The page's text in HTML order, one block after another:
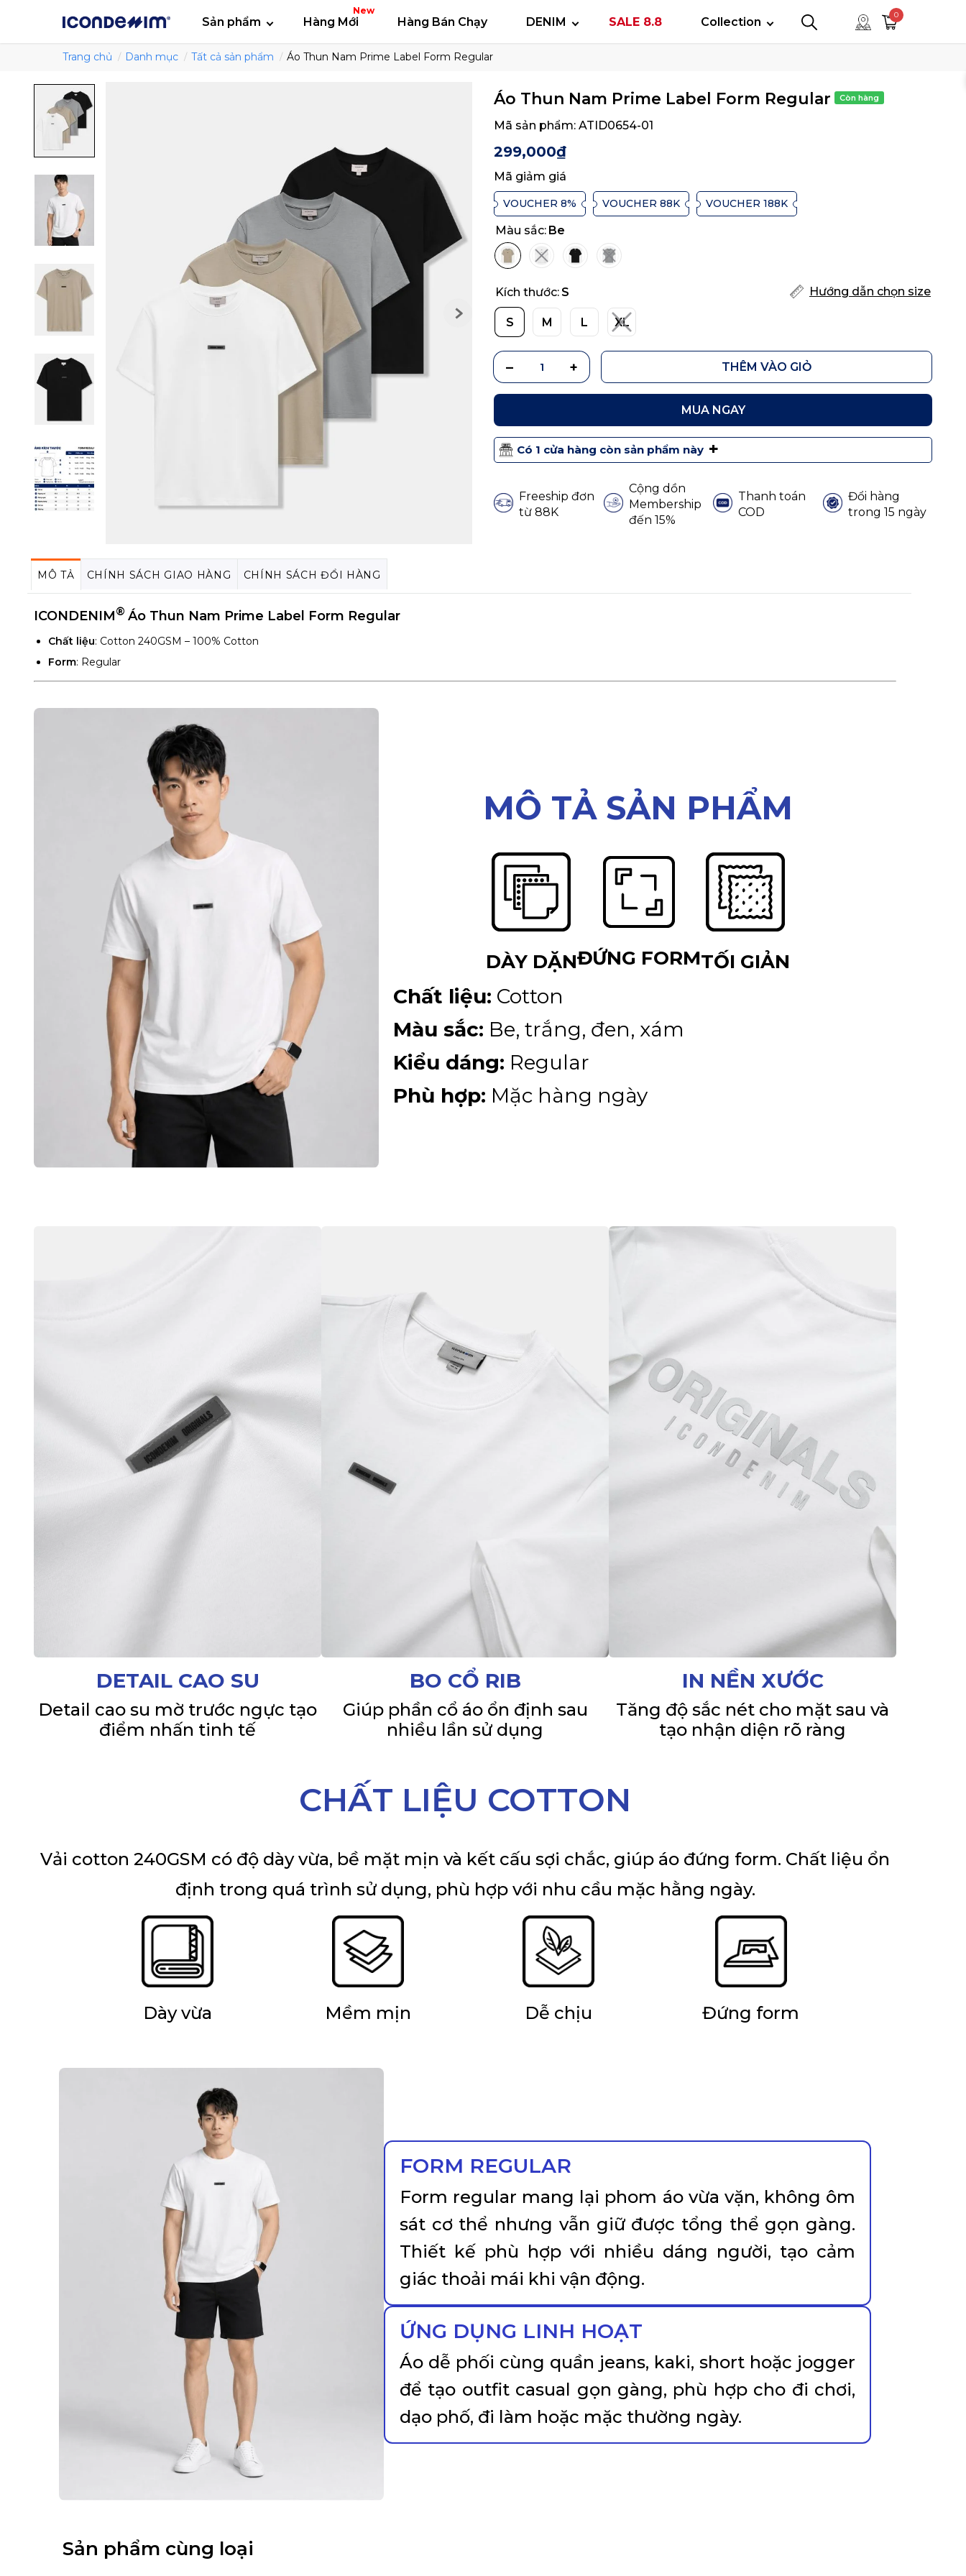
Sản phẩm Hàng Mới
New
Hàng Bán Chạy DENIM SALE 8.8 Collection
0
Trang chủ Danh mục Tất cả sản phẩm Áo Thun Nam Prime Label Form Regular
Áo Thun Nam Prime Label Form Regular
Mã sản phẩm: ATID0654-01
299,000₫
Mã giảm giá
VOUCHER 8% VOUCHER 88K VOUCHER 188K
Màu sắc: Be
Kích thước: S Hướng dẫn chọn size
S M L XL
THÊM VÀO GIỎ
MUA NGAY
Có 1 cửa hàng còn sản phẩm này +
Freeship đơn
từ 88K
Cộng dồn
Membership
đến 15%
Thanh toán
COD
Đổi hàng
trong 15 ngày
MÔ TẢ CHÍNH SÁCH GIAO HÀNG CHÍNH SÁCH ĐỔI HÀNG
ICONDENIM® Áo Thun Nam Prime Label Form Regular
Chất liệu: Cotton 240GSM – 100% Cotton
Form: Regular
MÔ TẢ SẢN PHẨM
DÀY DẶNĐỨNG FORMTỐI GIẢN
Chất liệu: Cotton
Màu sắc: Be, trắng, đen, xám
Kiểu dáng: Regular
Phù hợp: Mặc hàng ngày
DETAIL CAO SU
Detail cao su mờ trước ngực tạo
điểm nhấn tinh tế
BO CỔ RIB
Giúp phần cổ áo ổn định sau
nhiều lần sử dụng
IN NỀN XƯỚC
Tăng độ sắc nét cho mặt sau và
tạo nhận diện rõ ràng
CHẤT LIỆU COTTON
Vải cotton 240GSM có độ dày vừa, bề mặt mịn và kết cấu sợi chắc, giúp áo đứng form. Chất liệu ổn
định trong quá trình sử dụng, phù hợp với nhu cầu mặc hằng ngày.
Dày vừa Mềm mịn Dễ chịu Đứng form
FORM REGULAR
Form regular mang lại phom áo vừa vặn, không ôm
sát cơ thể nhưng vẫn giữ được tổng thể gọn gàng.
Thiết kế phù hợp với nhiều dáng người, tạo cảm
giác thoải mái khi vận động.
ỨNG DỤNG LINH HOẠT
Áo dễ phối cùng quần jeans, kaki, short hoặc jogger
để tạo outfit casual gọn gàng, phù hợp cho đi chơi,
dạo phố, đi làm hoặc mặc thường ngày.
Sản phẩm cùng loại